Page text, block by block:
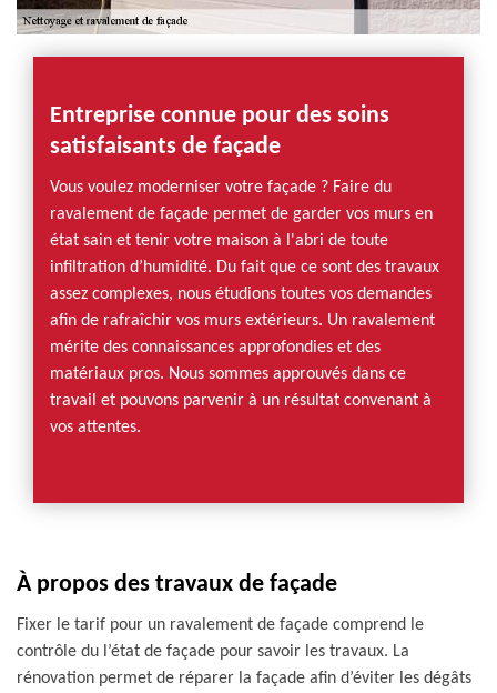
Entreprise connue pour des soins
satisfaisants de façade
Vous voulez moderniser votre façade ? Faire du
ravalement de façade permet de garder vos murs en
état sain et tenir votre maison à l'abri de toute
infiltration d’humidité. Du fait que ce sont des travaux
assez complexes, nous étudions toutes vos demandes
afin de rafraîchir vos murs extérieurs. Un ravalement
mérite des connaissances approfondies et des
matériaux pros. Nous sommes approuvés dans ce
travail et pouvons parvenir à un résultat convenant à
vos attentes.
À propos des travaux de façade
Fixer le tarif pour un ravalement de façade comprend le
contrôle du l’état de façade pour savoir les travaux. La
rénovation permet de réparer la façade afin d’éviter les dégâts